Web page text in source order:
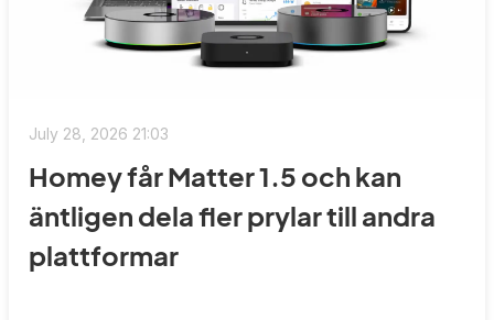
July 28, 2026 21:03
Homey får Matter 1.5 och kan
äntligen dela fler prylar till andra
plattformar